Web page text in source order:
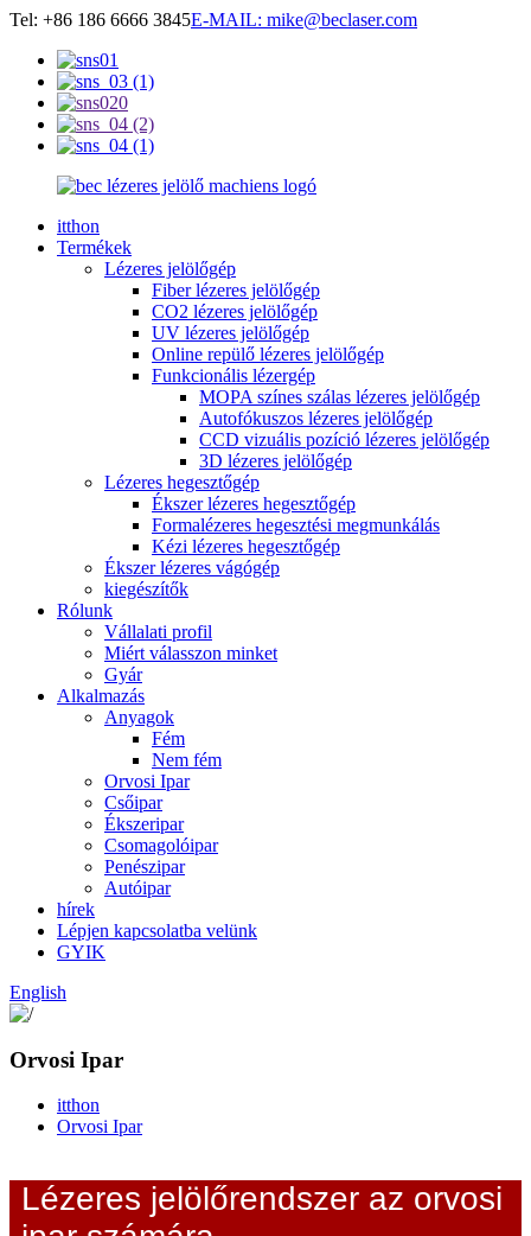
Tel: +86 186 6666 3845E-MAIL: mike@beclaser.com
itthon
Termékek
Lézeres jelölőgép
Fiber lézeres jelölőgép
CO2 lézeres jelölőgép
UV lézeres jelölőgép
Online repülő lézeres jelölőgép
Funkcionális lézergép
MOPA színes szálas lézeres jelölőgép
Autofókuszos lézeres jelölőgép
CCD vizuális pozíció lézeres jelölőgép
3D lézeres jelölőgép
Lézeres hegesztőgép
Ékszer lézeres hegesztőgép
Formalézeres hegesztési megmunkálás
Kézi lézeres hegesztőgép
Ékszer lézeres vágógép
kiegészítők
Rólunk
Vállalati profil
Miért válasszon minket
Gyár
Alkalmazás
Anyagok
Fém
Nem fém
Orvosi Ipar
Csőipar
Ékszeripar
Csomagolóipar
Penészipar
Autóipar
hírek
Lépjen kapcsolatba velünk
GYIK
English
Orvosi Ipar
itthon
Orvosi Ipar
Lézeres jelölőrendszer az orvosi